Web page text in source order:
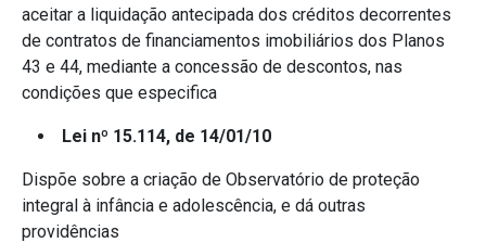
aceitar a liquidação antecipada dos créditos decorrentes
de contratos de financiamentos imobiliários dos Planos
43 e 44, mediante a concessão de descontos, nas
condições que especifica
Lei nº 15.114, de 14/01/10
Dispõe sobre a criação de Observatório de proteção
integral à infância e adolescência, e dá outras
providências